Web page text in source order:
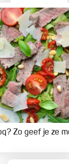
Zo geef je ze